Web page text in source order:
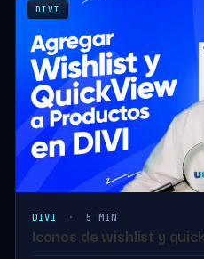
DIVI
DIVI · 5 MIN
Iconos de wishlist y